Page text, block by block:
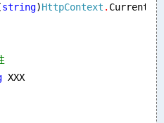
string)HttpContext . Current
XXX